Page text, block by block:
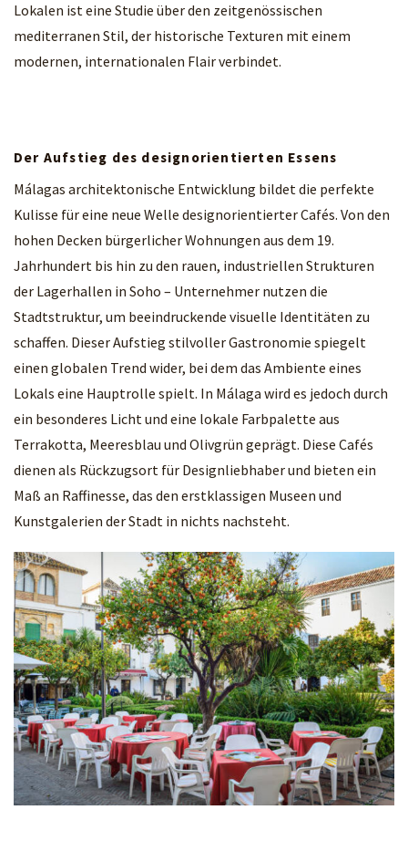
Lokalen ist eine Studie über den zeitgenössischen
mediterranen Stil, der historische Texturen mit einem
modernen, internationalen Flair verbindet.
Der Aufstieg des designorientierten Essens
Málagas architektonische Entwicklung bildet die perfekte
Kulisse für eine neue Welle designorientierter Cafés. Von den
hohen Decken bürgerlicher Wohnungen aus dem 19.
Jahrhundert bis hin zu den rauen, industriellen Strukturen
der Lagerhallen in Soho – Unternehmer nutzen die
Stadtstruktur, um beeindruckende visuelle Identitäten zu
schaffen. Dieser Aufstieg stilvoller Gastronomie spiegelt
einen globalen Trend wider, bei dem das Ambiente eines
Lokals eine Hauptrolle spielt. In Málaga wird es jedoch durch
ein besonderes Licht und eine lokale Farbpalette aus
Terrakotta, Meeresblau und Olivgrün geprägt. Diese Cafés
dienen als Rückzugsort für Designliebhaber und bieten ein
Maß an Raffinesse, das den erstklassigen Museen und
Kunstgalerien der Stadt in nichts nachsteht.